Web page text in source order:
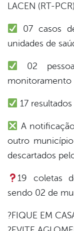
LACEN (RT-
07 casos
unidades de
02
monitoramento
17
A
outro
descartados
19 coletas
sendo 02 de
?FIQUE EM